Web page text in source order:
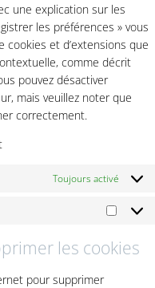
une explication sur les
les préférences » vous
cookies et d’extensions que
comme décrit
pouvez désactiver
mais veuillez noter que
correctement.
Toujours activé
les cookies
pour supprimer